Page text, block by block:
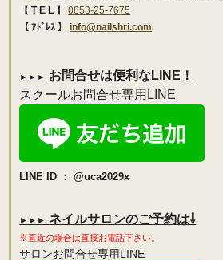
【 T E L 】0853-25-7675
【 ｱﾄﾞﾚｽ 】info@nailshri.com
►►► お問合せは便利なLINE！
スクールお問合せ専用LINE
LINE ID ： @uca2029x
►►► ネイルサロンのご予約は⇩
※直近の場合は直接お電話下さい。
サロンお問合せ専用LINE